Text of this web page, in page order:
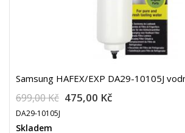
Samsung HAFEX/EXP DA29-10105J
699,00 Kč 475,00 Kč
DA29-10105J
Skladem